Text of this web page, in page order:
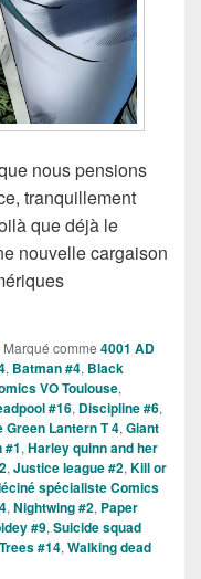
nous pensions
tranquillement
que déjà le
nouvelle cargaison
VO de la semaine
Marqué comme 4001 AD
, Batman #4, Black
VO Toulouse,
#16, Discipline #6,
Lantern T 4, Giant
#1, Harley quinn and her
, Justice league #2, Kill or
spécialiste Comics
, Nightwing #2, Paper
#9, Suicide squad
Trees #14, Walking dead